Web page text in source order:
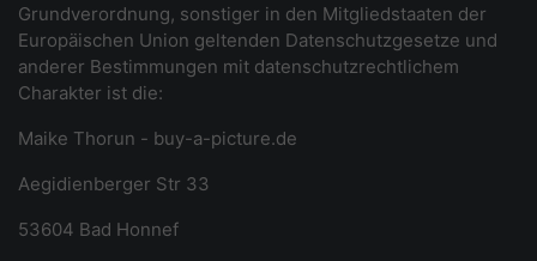
Grundverordnung, sonstiger in den Mitgliedstaaten der
Europäischen Union geltenden Datenschutzgesetze und
anderer Bestimmungen mit datenschutzrechtlichem
Charakter ist die:
Maike Thorun - buy-a-picture.de
Aegidienberger Str 33
53604 Bad Honnef